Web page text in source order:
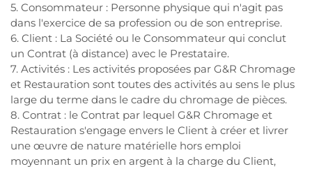
5. Consommateur : Personne physique qui n'agit pas
dans l'exercice de sa profession ou de son entreprise.
6. Client : La Société ou le Consommateur qui conclut
un Contrat (à distance) avec le Prestataire.
7. Activités : Les activités proposées par G&R Chromage
et Restauration sont toutes des activités au sens le plus
large du terme dans le cadre du chromage de pièces.
8. Contrat : le Contrat par lequel G&R Chromage et
Restauration s'engage envers le Client à créer et livrer
une œuvre de nature matérielle hors emploi
moyennant un prix en argent à la charge du Client,